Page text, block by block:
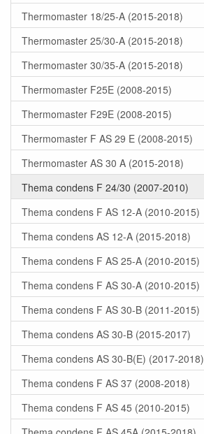
Thermomaster 18/25-A (2015-2018)
Thermomaster 25/30-A (2015-2018)
Thermomaster 30/35-A (2015-2018)
Thermomaster F25E (2008-2015)
Thermomaster F29E (2008-2015)
Thermomaster F AS 29 E (2008-2015)
Thermomaster AS 30 A (2015-2018)
Thema condens F 24/30 (2007-2010)
Thema condens F AS 12-A (2010-2015)
Thema condens AS 12-A (2015-2018)
Thema condens F AS 25-A (2010-2015)
Thema condens F AS 30-A (2010-2015)
Thema condens F AS 30-B (2011-2015)
Thema condens AS 30-B (2015-2017)
Thema condens AS 30-B(E) (2017-2018)
Thema condens F AS 37 (2008-2018)
Thema condens F AS 45 (2010-2015)